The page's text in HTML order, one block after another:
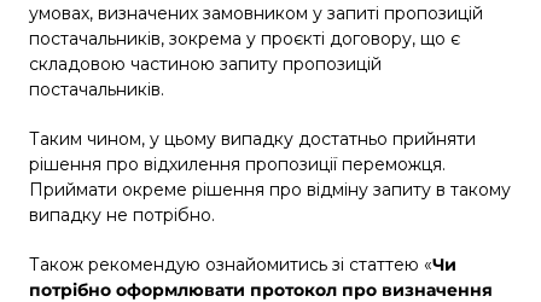
умовах, визначених замовником у запиті пропозицій
постачальників, зокрема у проєкті договору, що є
складовою частиною запиту пропозицій
постачальників.
Таким чином, у цьому випадку достатньо прийняти
рішення про відхилення пропозиції переможця.
Приймати окреме рішення про відміну запиту в такому
випадку не потрібно.
Також рекомендую ознайомитись зі статтею «Чи
потрібно оформлювати протокол про визначення